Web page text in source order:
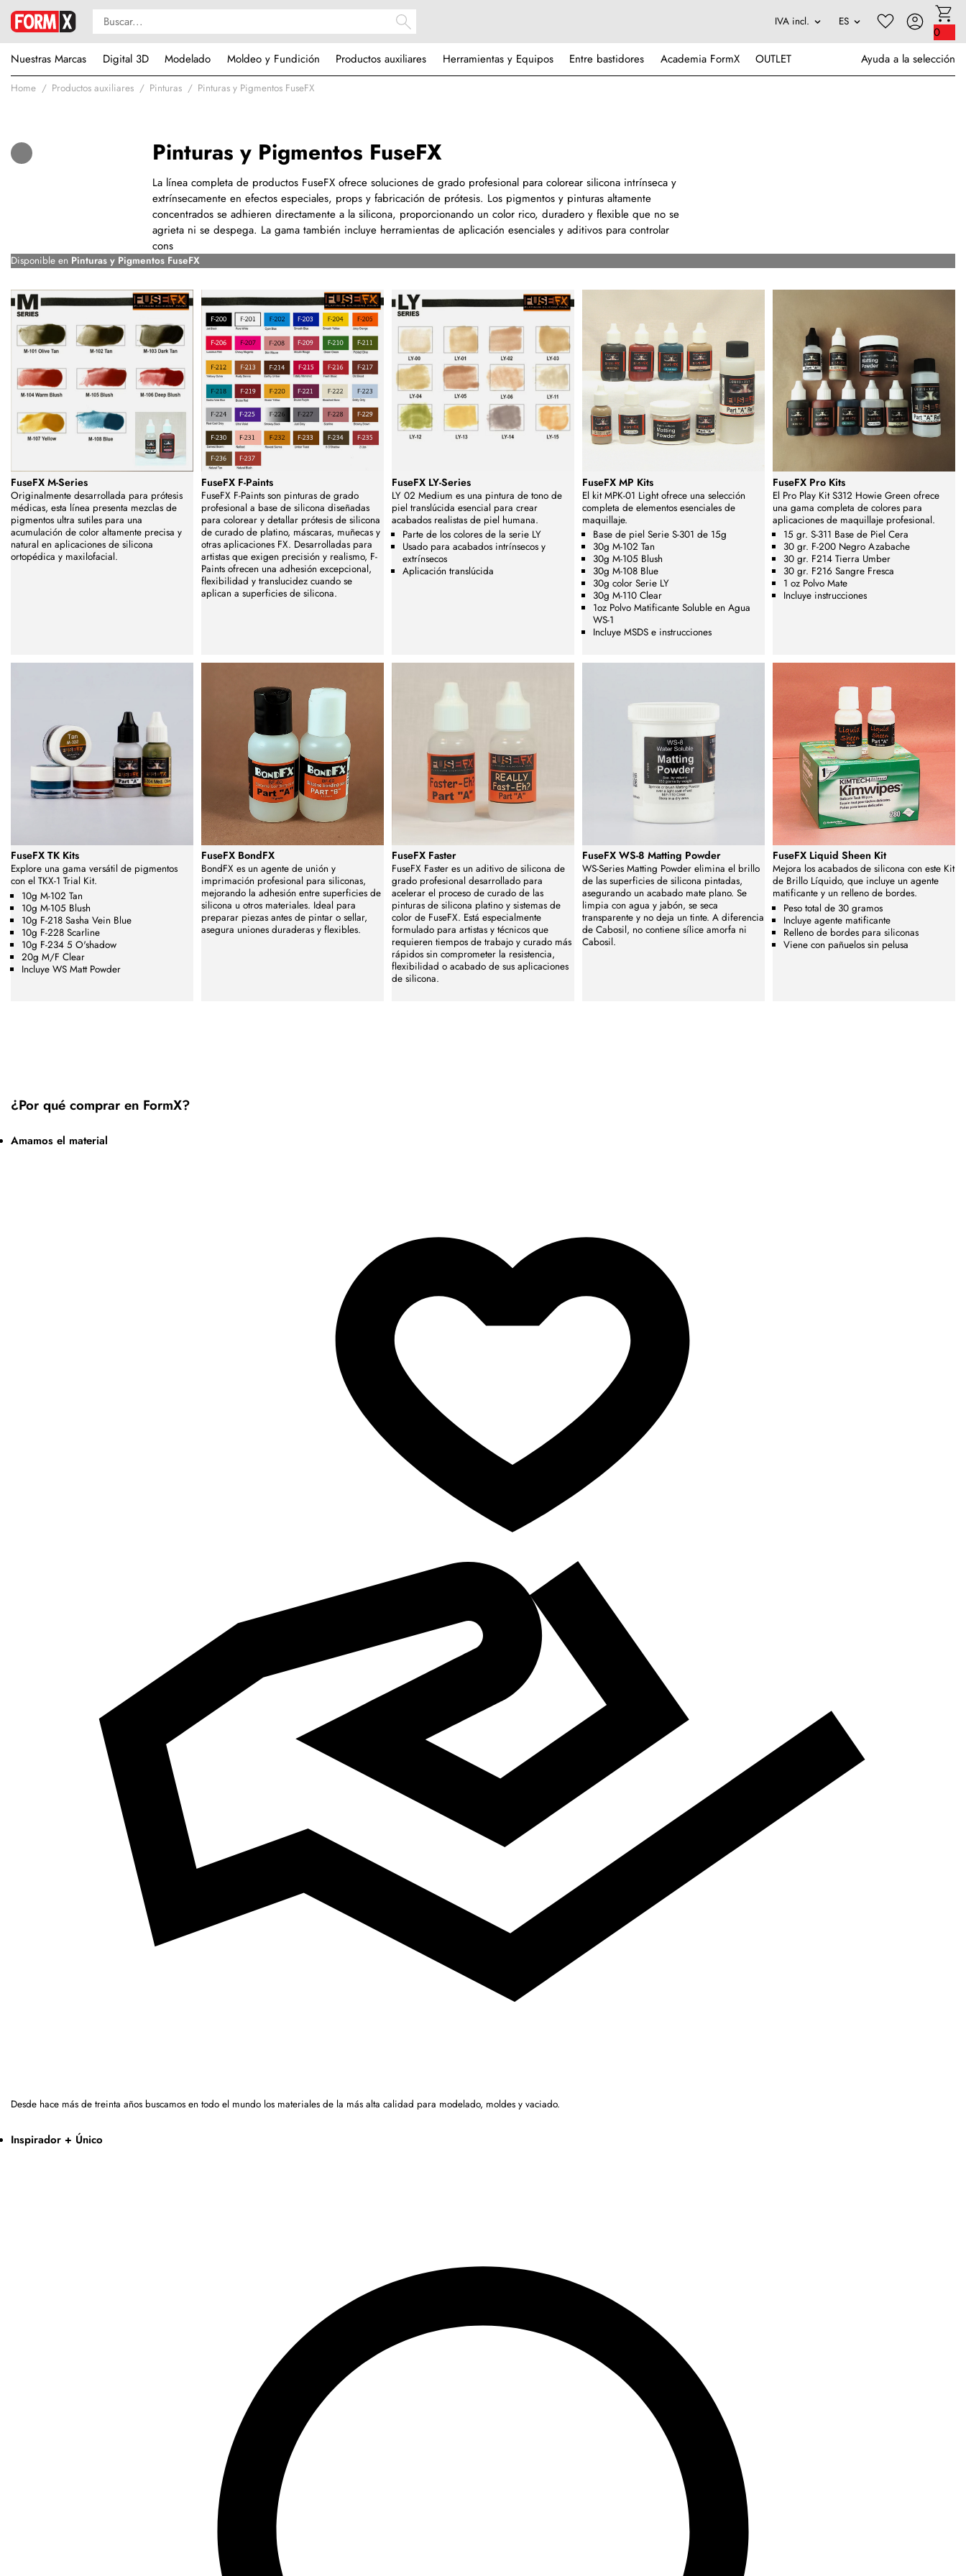
0
Nuestras Marcas
Digital 3D Modelado Moldeo y Fundición Productos auxiliares Herramientas y Equipos Entre bastidores Academia FormX OUTLET Ayuda a la selección
Home Productos auxiliares Pinturas Pinturas y Pigmentos FuseFX
Pinturas y Pigmentos FuseFX
La línea completa de productos FuseFX ofrece soluciones de grado profesional para colorear silicona intrínseca y
extrínsecamente en efectos especiales, props y fabricación de prótesis. Los pigmentos y pinturas altamente
concentrados se adhieren directamente a la silicona, proporcionando un color rico, duradero y flexible que no se
agrieta ni se despega. La gama también incluye herramientas de aplicación esenciales y aditivos para controlar
cons
Disponible en Pinturas y Pigmentos FuseFX
FuseFX M-Series
Originalmente desarrollada para prótesis
médicas, esta línea presenta mezclas de
pigmentos ultra sutiles para una
acumulación de color altamente precisa y
natural en aplicaciones de silicona
ortopédica y maxilofacial.
FuseFX F-Paints
FuseFX F-Paints son pinturas de grado
profesional a base de silicona diseñadas
para colorear y detallar prótesis de silicona
de curado de platino, máscaras, muñecas y
otras aplicaciones FX. Desarrolladas para
artistas que exigen precisión y realismo, F-
Paints ofrecen una adhesión excepcional,
flexibilidad y translucidez cuando se
aplican a superficies de silicona.
FuseFX LY-Series
LY 02 Medium es una pintura de tono de
piel translúcida esencial para crear
acabados realistas de piel humana.
Parte de los colores de la serie LY
Usado para acabados intrínsecos y
extrínsecos
Aplicación translúcida
FuseFX MP Kits
El kit MPK-01 Light ofrece una selección
completa de elementos esenciales de
maquillaje.
Base de piel Serie S-301 de 15g
30g M-102 Tan
30g M-105 Blush
30g M-108 Blue
30g color Serie LY
30g M-110 Clear
1oz Polvo Matificante Soluble en Agua
WS-1
Incluye MSDS e instrucciones
FuseFX Pro Kits
El Pro Play Kit S312 Howie Green ofrece
una gama completa de colores para
aplicaciones de maquillaje profesional.
15 gr. S-311 Base de Piel Cera
30 gr. F-200 Negro Azabache
30 gr. F214 Tierra Umber
30 gr. F216 Sangre Fresca
1 oz Polvo Mate
Incluye instrucciones
FuseFX TK Kits
Explore una gama versátil de pigmentos
con el TKX-1 Trial Kit.
10g M-102 Tan
10g M-105 Blush
10g F-218 Sasha Vein Blue
10g F-228 Scarline
10g F-234 5 O'shadow
20g M/F Clear
Incluye WS Matt Powder
FuseFX BondFX
BondFX es un agente de unión y
imprimación profesional para siliconas,
mejorando la adhesión entre superficies de
silicona u otros materiales. Ideal para
preparar piezas antes de pintar o sellar,
asegura uniones duraderas y flexibles.
FuseFX Faster
FuseFX Faster es un aditivo de silicona de
grado profesional desarrollado para
acelerar el proceso de curado de las
pinturas de silicona platino y sistemas de
color de FuseFX. Está especialmente
formulado para artistas y técnicos que
requieren tiempos de trabajo y curado más
rápidos sin comprometer la resistencia,
flexibilidad o acabado de sus aplicaciones
de silicona.
FuseFX WS-8 Matting Powder
WS-Series Matting Powder elimina el brillo
de las superficies de silicona pintadas,
asegurando un acabado mate plano. Se
limpia con agua y jabón, se seca
transparente y no deja un tinte. A diferencia
de Cabosil, no contiene sílice amorfa ni
Cabosil.
FuseFX Liquid Sheen Kit
Mejora los acabados de silicona con este Kit
de Brillo Líquido, que incluye un agente
matificante y un relleno de bordes.
Peso total de 30 gramos
Incluye agente matificante
Relleno de bordes para siliconas
Viene con pañuelos sin pelusa
¿Por qué comprar en FormX?
Amamos el material
Desde hace más de treinta años buscamos en todo el mundo los materiales de la más alta calidad para modelado, moldes y vaciado.
Inspirador + Único